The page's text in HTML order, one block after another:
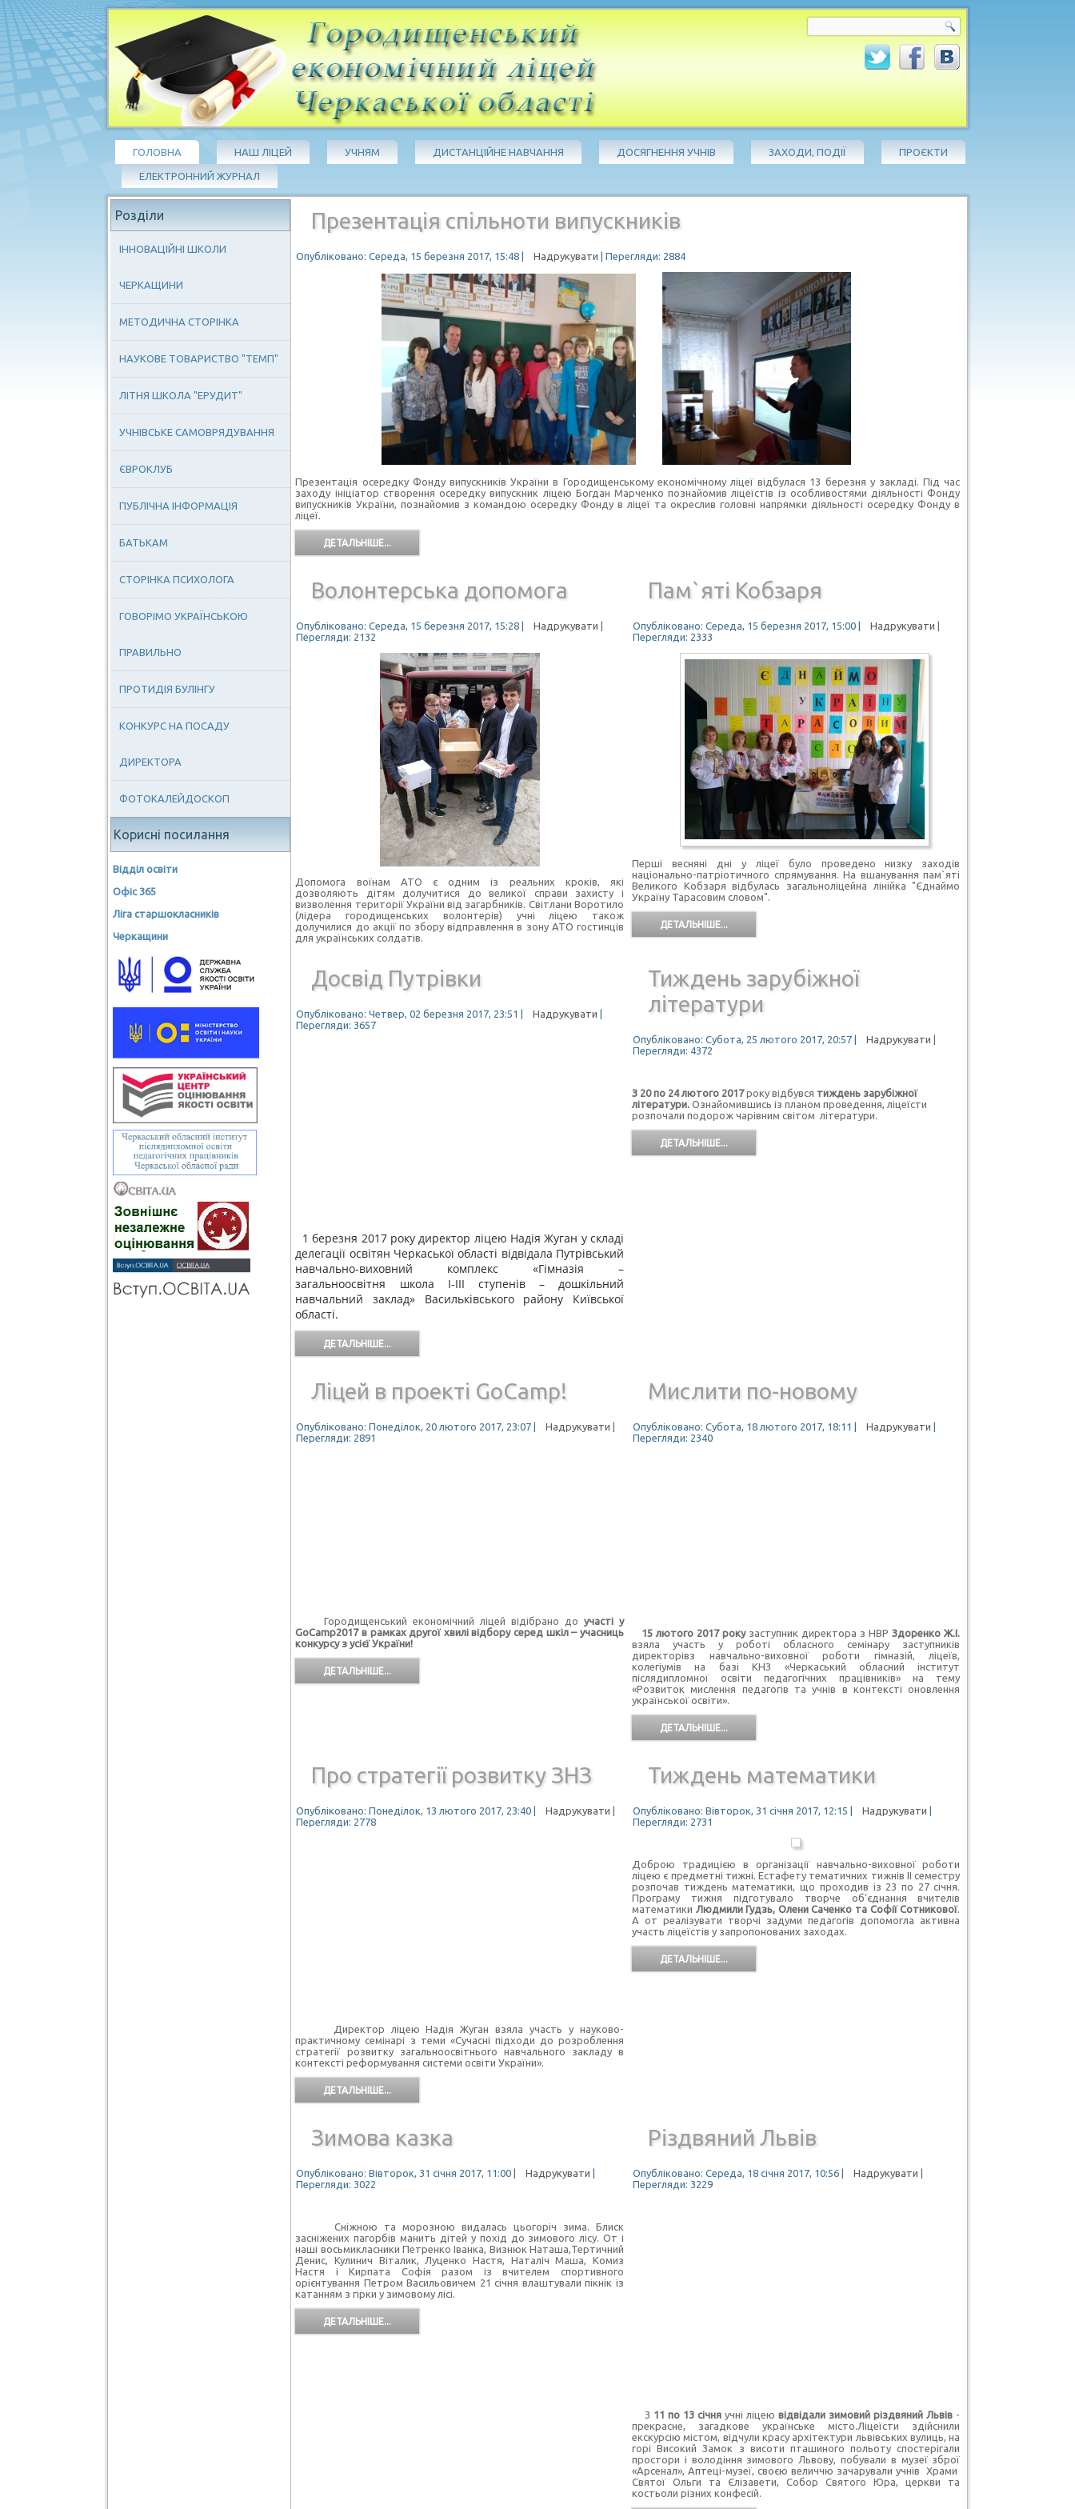
ГОЛОВНА НАШ ЛІЦЕЙ УЧНЯМ ДИСТАНЦІЙНЕ НАВЧАННЯ ДОСЯГНЕННЯ УЧНІВ ЗАХОДИ, ПОДІЇ ПРОЄКТИ
ЕЛЕКТРОННИЙ ЖУРНАЛ
Розділи
ІННОВАЦІЙНІ ШКОЛИ
ЧЕРКАЩИНИ
МЕТОДИЧНА СТОРІНКА
НАУКОВЕ ТОВАРИСТВО "ТЕМП"
ЛІТНЯ ШКОЛА "ЕРУДИТ"
УЧНІВСЬКЕ САМОВРЯДУВАННЯ
ЄВРОКЛУБ
ПУБЛІЧНА ІНФОРМАЦІЯ
БАТЬКАМ
СТОРІНКА ПСИХОЛОГА
ГОВОРІМО УКРАЇНСЬКОЮ
ПРАВИЛЬНО
ПРОТИДІЯ БУЛІНГУ
КОНКУРС НА ПОСАДУ
ДИРЕКТОРА
ФОТОКАЛЕЙДОСКОП
Корисні посилання
Відділ освіти
Офіс 365
Ліга старшокласників
Черкащини
Презентація спільноти випускників
Опубліковано: Середа, 15 березня 2017, 15:48 Надрукувати | Перегляди: 2884
Презентація осередку Фонду випускників України в Городищенському економічному ліцеї відбулася 13 березня у закладі. Під час
заходу ініціатор створення осередку випускник ліцею Богдан Марченко познайомив ліцеїстів із особливостями діяльності Фонду
випускників України, познайомив з командою осередку Фонду в ліцеї та окреслив головні напрямки діяльності осередку Фонду в
ліцеї.
ДЕТАЛЬНІШЕ...
Волонтерська допомога
Опубліковано: Середа, 15 березня 2017, 15:28 Надрукувати
Перегляди: 2132
Допомога воїнам АТО є одним із реальних кроків, які
дозволяють дітям долучитися до великої справи захисту і
визволення території України від загарбників. Світлани Воротило
(лідера городищенських волонтерів) учні ліцею також
долучилися до акції по збору відправлення в зону АТО гостинців
для українських солдатів.
Пам`яті Кобзаря
Опубліковано: Середа, 15 березня 2017, 15:00| Надрукувати
Перегляди: 2333
Перші весняні дні у ліцеї було проведено низку заходів
національно-патріотичного спрямування. На вшанування пам`яті
Великого Кобзаря відбулась загальноліцейна лінійка "Єднаймо
Україну Тарасовим словом".
ДЕТАЛЬНІШЕ...
Досвід Путрівки
Опубліковано: Четвер, 02 березня 2017, 23:51 Надрукувати
Перегляди: 3657
1 березня 2017 року директор ліцею Надія Жуган у складі
делегації освітян Черкаської області відвідала Путрівський
навчально-виховний комплекс «Гімназія –
загальноосвітня школа І-ІІІ ступенів – дошкільний
навчальний заклад» Васильківського району Київської
області.
ДЕТАЛЬНІШЕ...
Тиждень зарубіжної
літератури
Опубліковано: Субота, 25 лютого 2017, 20:57| Надрукувати
Перегляди: 4372
З 20 по 24 лютого 2017року відбувся тиждень зарубіжної
літератури.Ознайомившись із планом проведення, ліцеїсти
розпочали подорож чарівним світом літератури.
ДЕТАЛЬНІШЕ...
Ліцей в проекті GoCamp!
Опубліковано: Понеділок, 20 лютого 2017, 23:07 Надрукувати
Перегляди: 2891
Городищенський економічний ліцей відібрано до участі у
GoCamp2017 в рамках другої хвилі відбору серед шкіл – учасниць
конкурсу з усієї України!
ДЕТАЛЬНІШЕ...
Мислити по-новому
Опубліковано: Субота, 18 лютого 2017, 18:11 Надрукувати
Перегляди: 2340
15 лютого 2017 рокузаступник директора з НВРЗдоренко Ж.І.
взяла участь у роботі обласного семінару заступників
директорівз навчально-виховної роботи гімназій, ліцеїв,
колегіумів на базі КНЗ «Черкаський обласний інститут
післядипломної освіти педагогічних працівників» на тему
«Розвиток мислення педагогів та учнів в контексті оновлення
української освіти».
ДЕТАЛЬНІШЕ...
Про стратегії розвитку ЗНЗ
Опубліковано: Понеділок, 13 лютого 2017, 23:40 Надрукувати
Перегляди: 2778
Директор ліцею Надія Жуган взяла участь у науково-
практичному семінарі з теми «Сучасні підходи до розроблення
стратегії розвитку загальноосвітнього навчального закладу в
контексті реформування системи освіти України».
ДЕТАЛЬНІШЕ...
Тиждень математики
Опубліковано: Вівторок, 31 січня 2017, 12:15 Надрукувати
Перегляди: 2731
Доброю традицією в організації навчально-виховної роботи
ліцею є предметні тижні. Естафету тематичних тижнів ІІ семестру
розпочав тиждень математики, що проходив із 23 по 27 січня.
Програму тижня підготувало творче об’єднання вчителів
математики Людмили Гудзь, Олени Саченко та Софії Сотникової.
А от реалізувати творчі задуми педагогів допомогла активна
участь ліцеїстів у запропонованих заходах.
ДЕТАЛЬНІШЕ...
Зимова казка
Опубліковано: Вівторок, 31 січня 2017, 11:00 Надрукувати
Перегляди: 3022
Сніжною та морозною видалась цьогоріч зима. Блиск
засніжених пагорбів манить дітей у похід до зимового лісу. От і
наші восьмикласники Петренко Іванка, Визнюк Наташа,Тертичний
Денис, Кулинич Віталик, Луценко Настя, Наталіч Маша, Комиз
Настя і Кирпата Софія разом із вчителем спортивного
орієнтування Петром Васильовичем 21 січня влаштували пікнік із
катанням з гірки у зимовому лісі.
ДЕТАЛЬНІШЕ...
Різдвяний Львів
Опубліковано: Середа, 18 січня 2017, 10:56| Надрукувати
Перегляди: 3229
З 11 по 13 січняучні ліцею відвідали зимовий різдвяний Львів -
прекрасне, загадкове українське місто.Ліцеїсти здійснили
екскурсію містом, відчули красу архітектури львівських вулиць, на
горі Високий Замок з висоти пташиного польоту спостерігали
простори і володіння зимового Львову, побували в музеї зброї
«Арсенал», Аптеці-музеї, своєю величчю зачарували учнів Храми
Святої Ольги та Єлізавети, Собор Святого Юра, церкви та
костьоли різних конфесій.